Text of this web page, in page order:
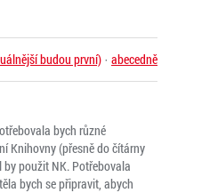
budou první) · abecedně
bych různé
Knihovny (přesně do čítárny
by použit NK. Potřebovala
bych se připravit, abych